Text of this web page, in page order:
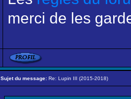
merci de les
Sujet du message: Re: Lupin III (2015-2018)